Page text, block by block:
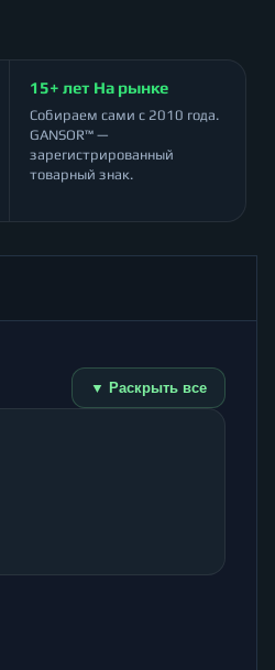
15+ лет На рынке
Собираем сами с 2010 года.
GANSOR™ —
зарегистрированный
товарный знак.
▼ Раскрыть все